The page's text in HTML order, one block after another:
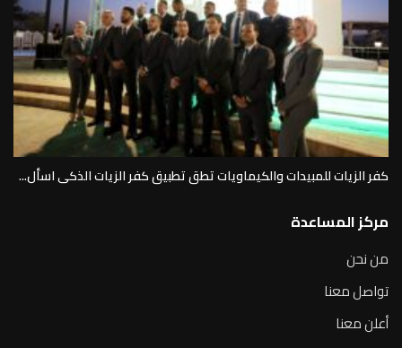
كفر الزيات للمبيدات والكيماويات تطق تطبيق كفر الزيات الذكى اسأل...
مركز المساعدة
من نحن
تواصل معنا
أعلن معنا